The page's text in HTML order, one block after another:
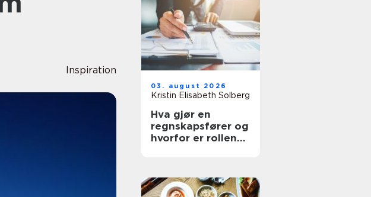
Inspiration
03. august 2026
Kristin Elisabeth Solberg
Hva gjør en
regnskapsfører og
hvorfor er rollen